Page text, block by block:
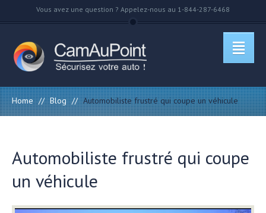
Vous avez une question ? Appelez-nous au 1-844-287-6468
Home // Blog // Automobiliste frustré qui coupe un véhicule
Automobiliste frustré qui coupe
un véhicule